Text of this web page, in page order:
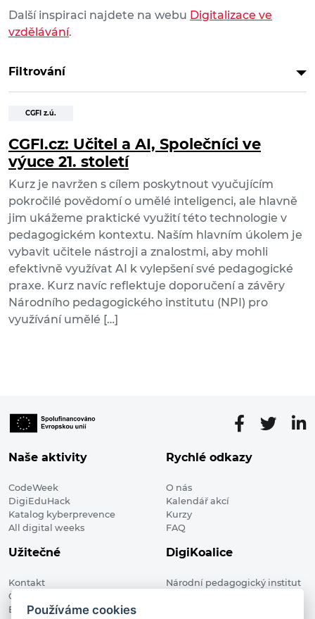
Další inspiraci najdete na webu Digitalizace ve
vzdělávání.
Filtrování
CGFI z.ú.
CGFI.cz: Učitel a AI, Společníci ve
výuce 21. století
Kurz je navržen s cílem poskytnout vyučujícím
pokročilé povědomí o umělé inteligenci, ale hlavně
jim ukážeme praktické využití této technologie v
pedagogickém kontextu. Naším hlavním úkolem je
vybavit učitele nástroji a znalostmi, aby mohli
efektivně využívat AI k vylepšení své pedagogické
praxe. Kurz navíc reflektuje doporučení a závěry
Národního pedagogického institutu (NPI) pro
využívání umělé […]
Naše aktivity
CodeWeek
DigiEduHack
Katalog kyberprevence
All digital weeks
Rychlé odkazy
O nás
Kalendář akcí
Kurzy
FAQ
Užitečné
Kontakt
Členské organizace
Blog
DigiKoalice
Národní pedagogický institut
Používáme cookies